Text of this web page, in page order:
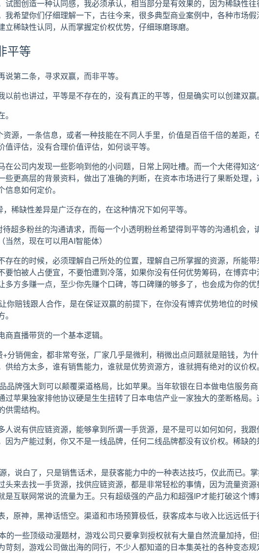
试图创造一种认同感，我必须承认，相当部分是有效果的，因为稀缺性
我希望你们仔细理解一下，古往今来，很多典型商业案例中，各种市场
立稀缺性认同，从而掌握定价权优势，仔细琢磨琢磨。
平等
说第二条，寻求双赢，而非平等。
以前也讲过，平等是不存在的，没有真正的平等，但是确实可以创建双赢。
源，一条信息，或者一种技能在不同人手里，价值是百倍千倍的差距，
值评估，没有合理价值评估，如何谈平等。
在公司内发现一些影响到他的小问题，日常上网吐槽。而一个大佬得知
些更高层的背景资料，做出了准确的判断，在资本市场进行了果断处理
息如何定价。
稀缺性差异是广泛存在的，在这种情况下如何平等。
超多粉丝的沟通请求，而每一个小透明粉丝希望得到平等的沟通机会，
当然，现在可以用AI智能体）
存在的时候，必须理解自己所处的位置，理解自己所掌握的资源，所能
要怕被人占便宜，不要怕遭到冷落，如果你没有任何优势筹码，在博弈
多方多赚一点，至少你先赚个口碑，等口碑赚的够多了，也会成为你的优
你赔钱跟人合作，是在保证双赢的前提下，在你没有博弈优势地位的时
商直播带货的一个基本逻辑。
分销佣金，都非常夸张，厂家几乎是微利，稍微出点问题就是赔钱，为
供给方太多，谁有销售能力，谁就是优势资源方，谁就拥有绝对的议价权。
品牌强大到可以颠覆渠道格局，比如苹果。当年软银在日本做电信服务
过苹果独家排他协议硬是生生扭转了日本电信产业一家独大的垄断格局
需结构。
人说有供应链资源，能够拿到所谓一手货源，是不是可以如何如何，我
因为产能过剩，你又不是一线品牌，任何二线品牌都没有议价权。稀缺
，说白了，只是销售话术，是获客能力中的一种表达技巧，仅此而已。
头来去找一手货源，找供应链资源，都是非常轻松的事情，因为流量资
是互联网常说的流量为王。只有超级强的产品力和超强IP才能打破这个博
，原神，黑神话悟空。渠道和市场预算极低，获客成本与收入比远远低于
的一些顶级动漫题材，游戏公司只要拿到授权就有大量自然流量加持，但
苛刻，游戏公司做出海的同行，不少人都知道的日本集英社的各种变态